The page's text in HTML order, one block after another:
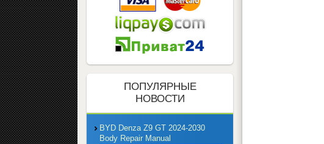
ПОПУЛЯРНЫЕ
НОВОСТИ
BYD Denza Z9 GT 2024-2030
Body Repair Manual